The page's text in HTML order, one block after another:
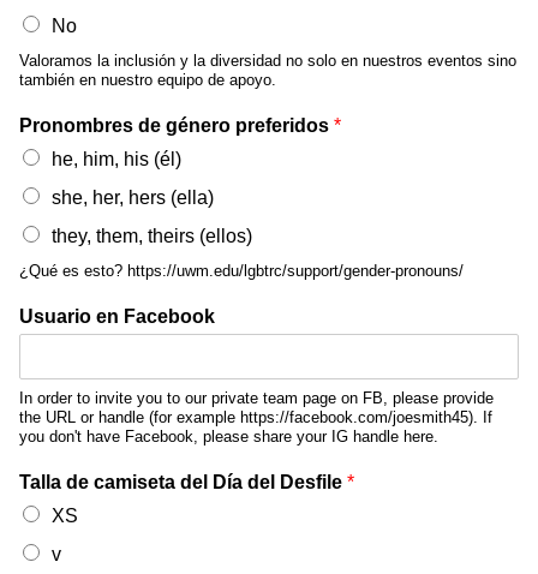
No
Valoramos la inclusión y la diversidad no solo en nuestros eventos sino
también en nuestro equipo de apoyo.
Pronombres de género preferidos *
he, him, his (él)
she, her, hers (ella)
they, them, theirs (ellos)
¿Qué es esto? https://uwm.edu/lgbtrc/support/gender-pronouns/
Usuario en Facebook
In order to invite you to our private team page on FB, please provide
the URL or handle (for example https://facebook.com/joesmith45). If
you don't have Facebook, please share your IG handle here.
Talla de camiseta del Día del Desfile *
XS
v